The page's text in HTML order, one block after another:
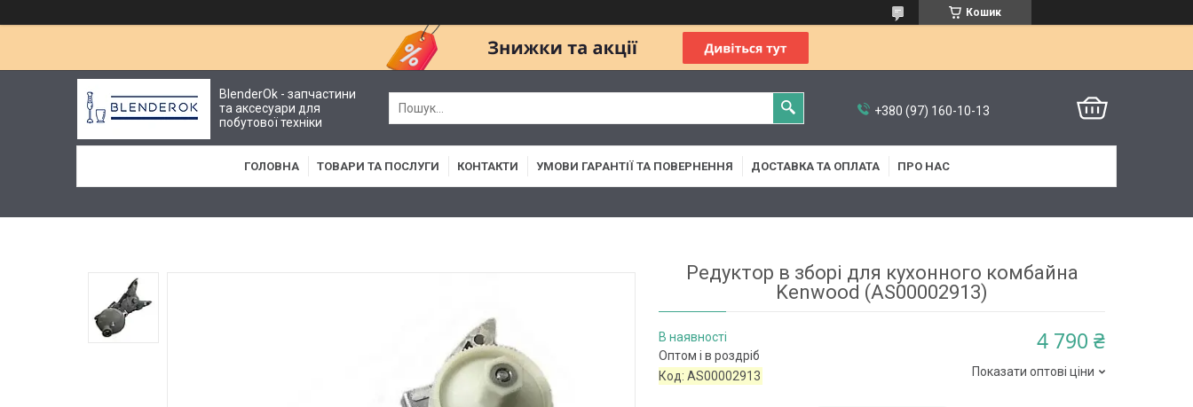
Кошик
BlenderOk - запчастини
та аксесуари для
побутової техніки
+380 (97) 160-10-13
ГОЛОВНА ТОВАРИ ТА ПОСЛУГИ КОНТАКТИ УМОВИ ГАРАНТІЇ ТА ПОВЕРНЕННЯ ДОСТАВКА ТА ОПЛАТА ПРО НАС
Редуктор в зборі для кухонного комбайна
Kenwood (AS00002913)
В наявності
Оптом і в роздріб
Код:AS00002913
4 790 ₴
Показати оптові ціни